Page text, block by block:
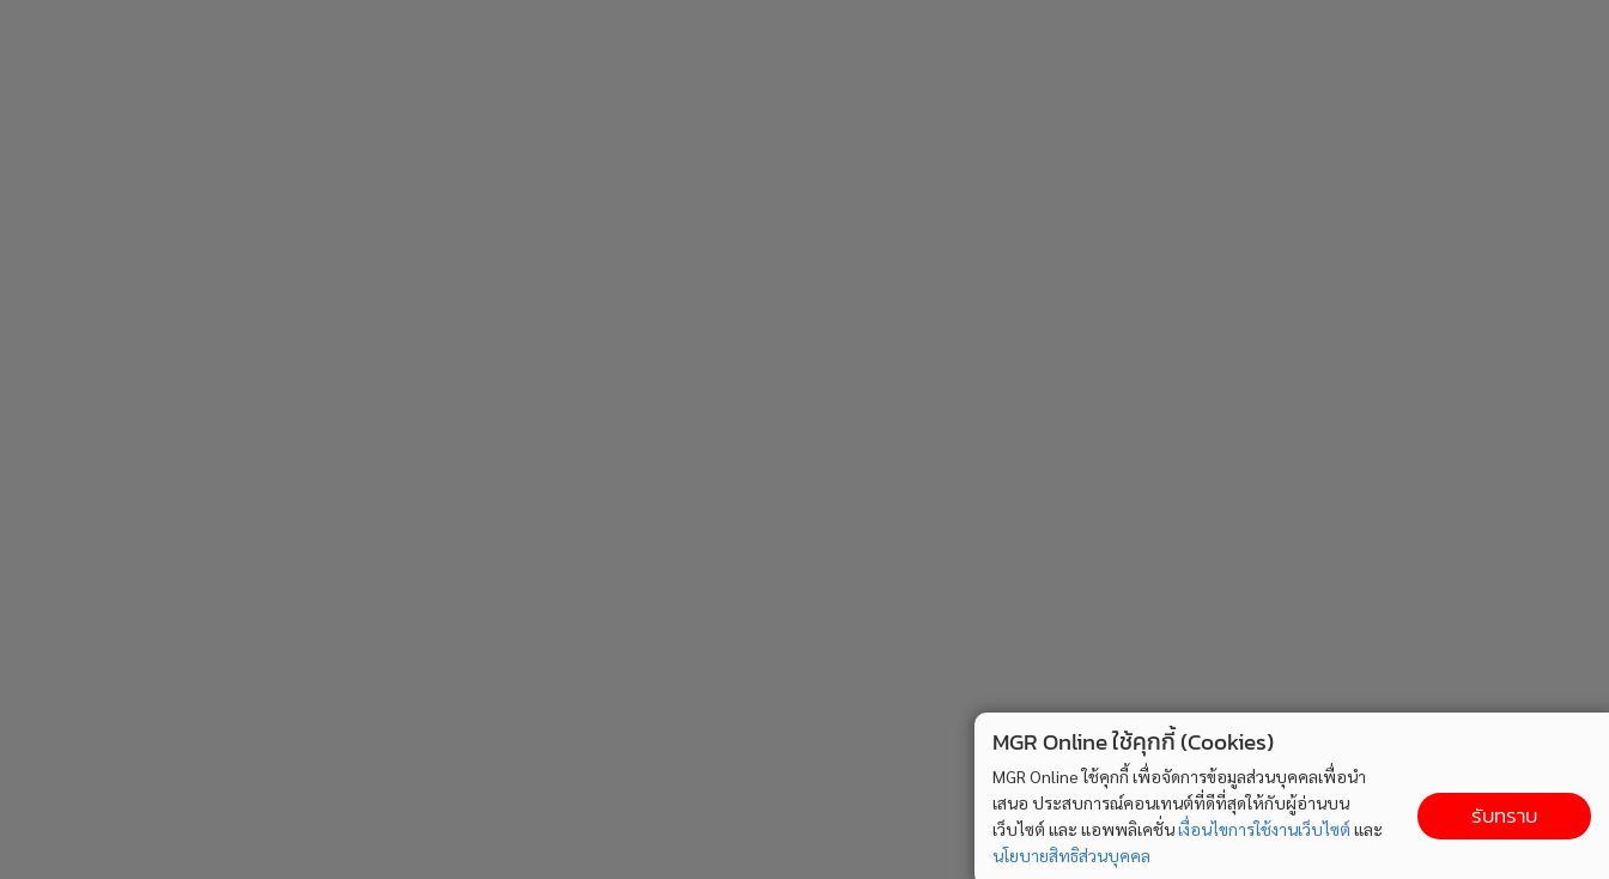
MGR Online ใช้คุกกี้ (Cookies)
MGR Online ใช้คุกกี้ เพื่อจัดการข้อมูลส่วนบุคคลเพื่อนำ
เสนอ ประสบการณ์คอนเทนต์ที่ดีที่สุดให้กับผู้อ่านบน
เว็บไซต์ และ แอพพลิเคชั่นเงื่อนไขการใช้งานเว็บไซต์ และ
นโยบายสิทธิส่วนบุคคล
รับทราบ